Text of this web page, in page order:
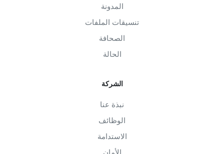
المدونة
تنسيقات الملفات
الصحافة
الحالة
الشركة
نبذة عنا
الوظائف
الاستدامة